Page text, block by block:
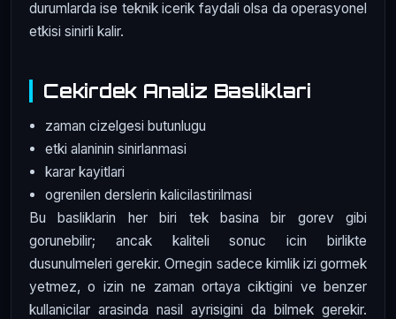
durumlarda ise teknik icerik faydali olsa da operasyonel
etkisi sinirli kalir.
Cekirdek Analiz Basliklari
zaman cizelgesi butunlugu
etki alaninin sinirlanmasi
karar kayitlari
ogrenilen derslerin kalicilastirilmasi
Bu basliklarin her biri tek basina bir gorev gibi
gorunebilir; ancak kaliteli sonuc icin birlikte
dusunulmeleri gerekir. Ornegin sadece kimlik izi gormek
yetmez, o izin ne zaman ortaya ciktigini ve benzer
kullanicilar arasinda nasil ayrisigini da bilmek gerekir.